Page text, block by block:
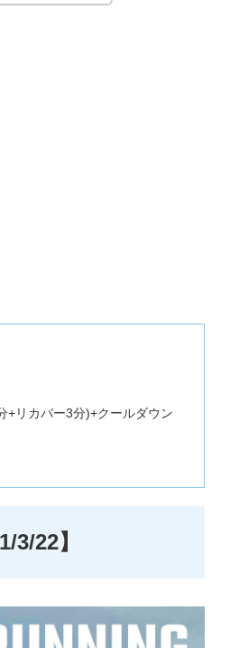
+リカバー3分)+クールダウン
3/22】